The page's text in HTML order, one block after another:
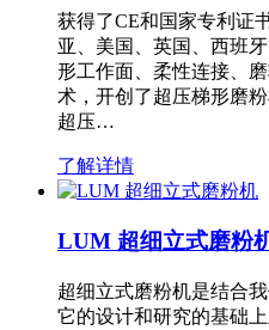
获得了CE和国家专利证
亚、美国、英国、西班
形工作面、柔性连接、
术，开创了超压梯形磨
超压…
了解详情
LUM 超细立式磨粉
超细立式磨粉机是结合
它的设计和研究的基础